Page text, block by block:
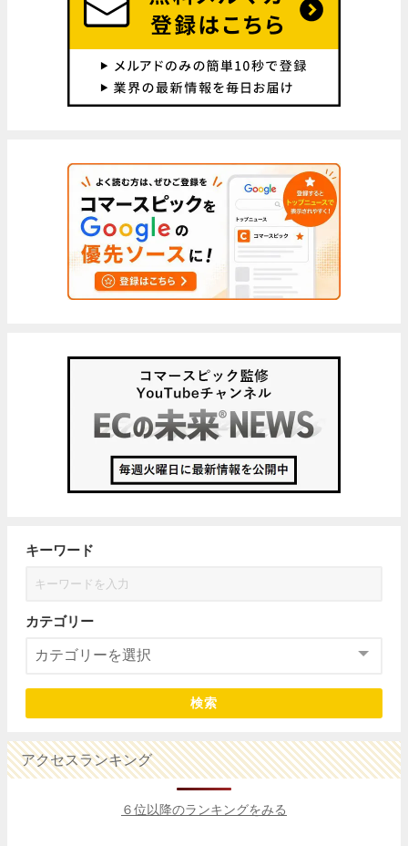
キーワード
カテゴリー
検索
アクセスランキング
６位以降のランキングをみる